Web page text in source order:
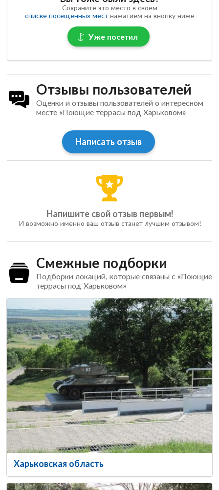
Сохраните это место в своем
списке посещенных местнажатием на кнопку ниже
Уже посетил
Отзывы пользователей
Оценки и отзывы пользователей о интересном
месте «Поющие террасы под Харьковом»
Написать отзыв
Напишите свой отзыв первым!
И возможно именно ваш отзыв станет лучшим отзывом!
Смежные подборки
Подборки локаций, которые связаны с «Поющие
террасы под Харьковом»
Харьковская область